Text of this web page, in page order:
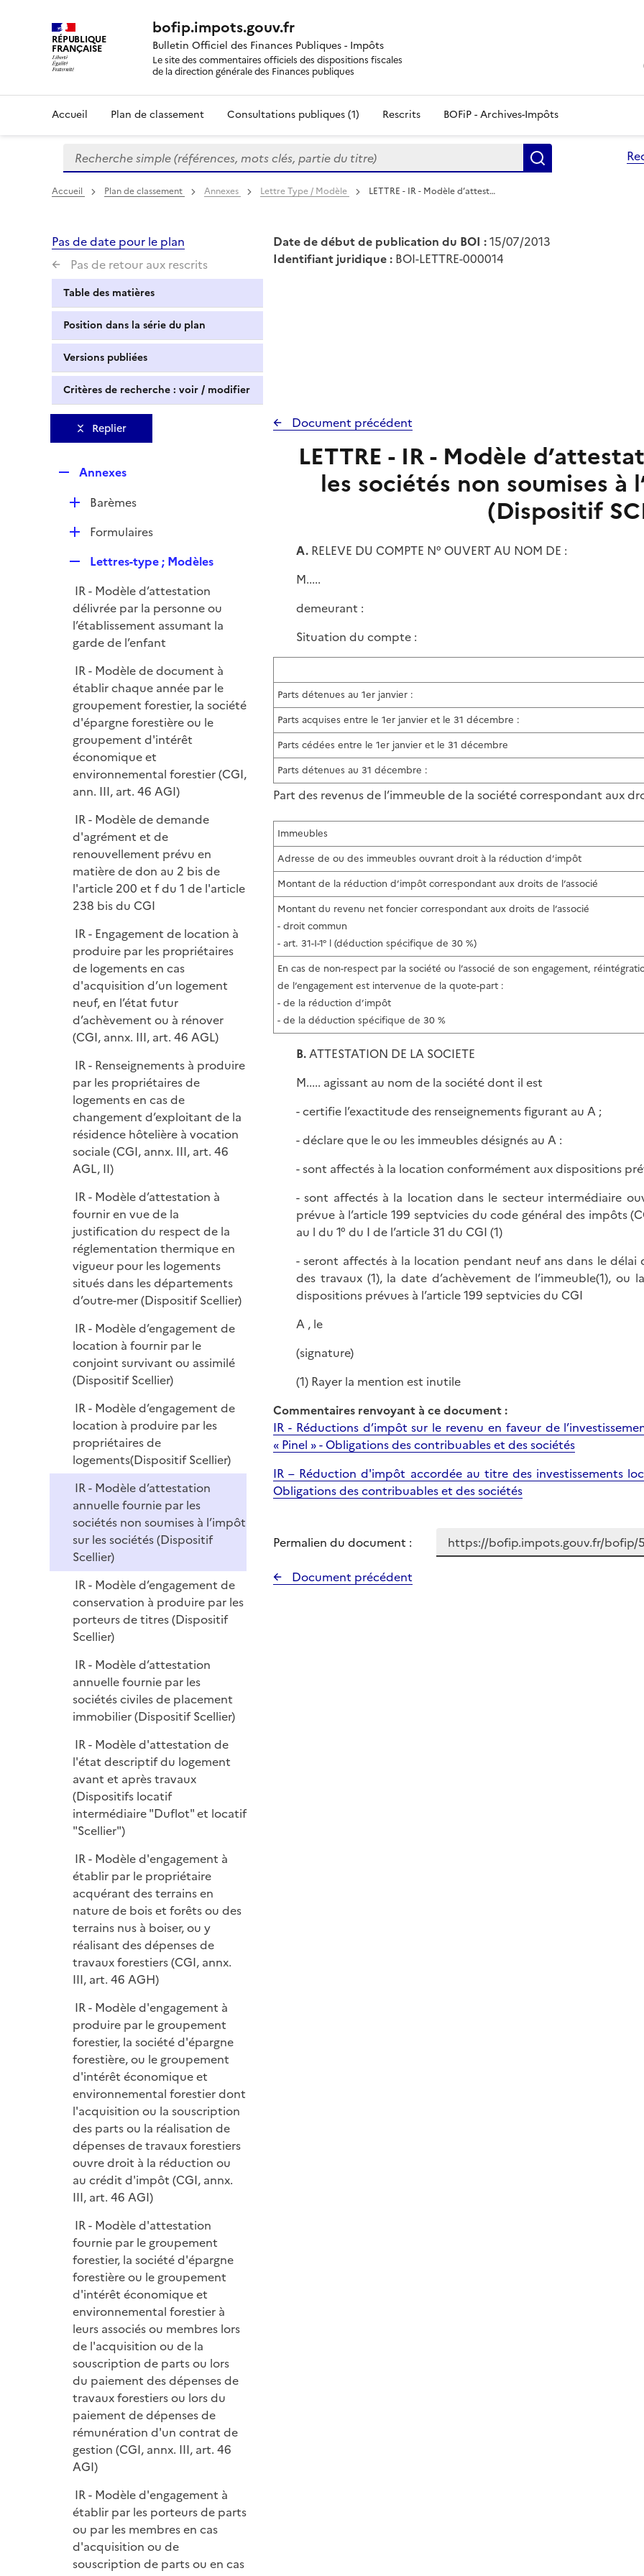
RÉPUBLIQUE
FRANÇAISE
bofip.impots.gouv.fr
Bulletin Officiel des Finances Publiques - Impôts
Le site des commentaires officiels des dispositions fiscales
de la direction générale des Finances publiques
Accueil Plan de classement Consultations publiques (1) Rescrits BOFiP - Archives-Impôts
Formulaire
de
recherche
Recherche simple (références, mots clés, partie du titre)
Accueil Plan de classement Annexes Lettre Type / Modèle LETTRE - IR - Modèle d’attest…
Pas de date pour le plan
Pas de retour aux rescrits
Table des matières
Position dans la série du plan
Versions publiées
Critères de recherche : voir / modifier
Date de début de publication du BOI :15/07/2013
Identifiant juridique : BOI-LETTRE-000014
Replier
p
l
i
e
Annexes
D
e
r
Barèmes
D
l
i
e
r
Formulaires
p
l
i
e
r
Lettres-type ; Modèles
IR - Modèle d’attestation
délivrée par la personne ou
l’établissement assumant la
garde de l’enfant
IR - Modèle de document à
établir chaque année par le
groupement forestier, la société
d'épargne forestière ou le
groupement d'intérêt
économique et
environnemental forestier (CGI,
ann. III, art. 46 AGI)
IR - Modèle de demande
d'agrément et de
renouvellement prévu en
matière de don au 2 bis de
l'article 200 et f du 1 de l'article
238 bis du CGI
IR - Engagement de location à
produire par les propriétaires
de logements en cas
d'acquisition d’un logement
neuf, en l’état futur
d’achèvement ou à rénover
(CGI, annx. III, art. 46 AGL)
IR - Renseignements à produire
par les propriétaires de
logements en cas de
changement d’exploitant de la
résidence hôtelière à vocation
sociale (CGI, annx. III, art. 46
AGL, II)
IR - Modèle d’attestation à
fournir en vue de la
justification du respect de la
réglementation thermique en
vigueur pour les logements
situés dans les départements
d’outre-mer (Dispositif Scellier)
IR - Modèle d’engagement de
location à fournir par le
conjoint survivant ou assimilé
(Dispositif Scellier)
IR - Modèle d’engagement de
location à produire par les
propriétaires de
logements(Dispositif Scellier)
IR - Modèle d’attestation
annuelle fournie par les
sociétés non soumises à l’impôt
sur les sociétés (Dispositif
Scellier)
IR - Modèle d’engagement de
conservation à produire par les
porteurs de titres (Dispositif
Scellier)
IR - Modèle d’attestation
annuelle fournie par les
sociétés civiles de placement
immobilier (Dispositif Scellier)
IR - Modèle d'attestation de
l'état descriptif du logement
avant et après travaux
(Dispositifs locatif
intermédiaire "Duflot" et locatif
"Scellier")
IR - Modèle d'engagement à
établir par le propriétaire
acquérant des terrains en
nature de bois et forêts ou des
terrains nus à boiser, ou y
réalisant des dépenses de
travaux forestiers (CGI, annx.
III, art. 46 AGH)
IR - Modèle d'engagement à
produire par le groupement
forestier, la société d'épargne
forestière, ou le groupement
d'intérêt économique et
environnemental forestier dont
l'acquisition ou la souscription
des parts ou la réalisation de
dépenses de travaux forestiers
ouvre droit à la réduction ou
au crédit d'impôt (CGI, annx.
III, art. 46 AGI)
IR - Modèle d'attestation
fournie par le groupement
forestier, la société d'épargne
forestière ou le groupement
d'intérêt économique et
environnemental forestier à
leurs associés ou membres lors
de l'acquisition ou de la
souscription de parts ou lors
du paiement des dépenses de
travaux forestiers ou lors du
paiement de dépenses de
rémunération d'un contrat de
gestion (CGI, annx. III, art. 46
AGI)
IR - Modèle d'engagement à
établir par les porteurs de parts
ou par les membres en cas
d'acquisition ou de
souscription de parts ou en cas
Document précédent
LETTRE - IR - Modèle
les sociétés non soumises à
(Dispositif
A. RELEVE DU COMPTE N° OUVERT AU NOM DE :
M.....
demeurant :
Situation du compte :
Parts détenues au 1er janvier :
Parts acquises entre le 1er janvier et le 31 décembre :
Parts cédées entre le 1er janvier et le 31 décembre
Parts détenues au 31 décembre :
Part des revenus de l’immeuble de la société correspondant aux
Immeubles
Adresse de ou des immeubles ouvrant droit à la réduction d’impôt
Montant de la réduction d’impôt correspondant aux droits de l’associé
Montant du revenu net foncier correspondant aux droits de l’associé
- droit commun
- art. 31-I-1° l (déduction spécifique de 30 %)
En cas de non-respect par la société ou l’associé de son engagement,
de l’engagement est intervenue de la quote-part :
- de la réduction d’impôt
- de la déduction spécifique de 30 %
B.ATTESTATION DE LA SOCIETE
M..... agissant au nom de la société dont il est
- certifie l’exactitude des renseignements figurant au A ;
- déclare que le ou les immeubles désignés au A :
- sont affectés à la location conformément aux dispositions
- sont affectés à la location dans le secteur intermédiaire
prévue à l’article 199 septvicies du code général des impôts
au l du 1° du I de l’article 31 du CGI (1)
- seront affectés à la location pendant neuf ans dans le
des travaux (1), la date d’achèvement de l’immeuble(1),
dispositions prévues à l’article 199 septvicies du CGI
A , le
(signature)
(1) Rayer la mention est inutile
Commentaires renvoyant à ce document :
IR - Réductions d’impôt sur le revenu en faveur de
« Pinel » - Obligations des contribuables et des sociétés
IR – Réduction d'impôt accordée au titre des investissements
Obligations des contribuables et des sociétés
Permalien du document :
Document précédent